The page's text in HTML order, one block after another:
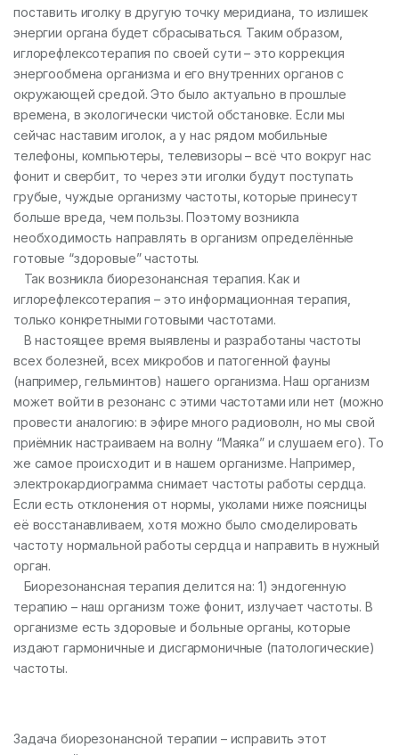
поставить иголку в другую точку меридиана, то излишек
энергии органа будет сбрасываться. Таким образом,
иглорефлексотерапия по своей сути – это коррекция
энергообмена организма и его внутренних органов с
окружающей средой. Это было актуально в прошлые
времена, в экологически чистой обстановке. Если мы
сейчас наставим иголок, а у нас рядом мобильные
телефоны, компьютеры, телевизоры – всё что вокруг нас
фонит и свербит, то через эти иголки будут поступать
грубые, чуждые организму частоты, которые принесут
больше вреда, чем пользы. Поэтому возникла
необходимость направлять в организм определённые
готовые “здоровые” частоты.
Так возникла биорезонансная терапия. Как и
иглорефлексотерапия – это информационная терапия,
только конкретными готовыми частотами.
В настоящее время выявлены и разработаны частоты
всех болезней, всех микробов и патогенной фауны
(например, гельминтов) нашего организма. Наш организм
может войти в резонанс с этими частотами или нет (можно
провести аналогию: в эфире много радиоволн, но мы свой
приёмник настраиваем на волну “Маяка” и слушаем его). То
же самое происходит и в нашем организме. Например,
электрокардиограмма снимает частоты работы сердца.
Если есть отклонения от нормы, уколами ниже поясницы
её восстанавливаем, хотя можно было смоделировать
частоту нормальной работы сердца и направить в нужный
орган.
Биорезонансная терапия делится на: 1) эндогенную
терапию – наш организм тоже фонит, излучает частоты. В
организме есть здоровые и больные органы, которые
издают гармоничные и дисгармоничные (патологические)
частоты.
Задача биорезонансной терапии – исправить этот